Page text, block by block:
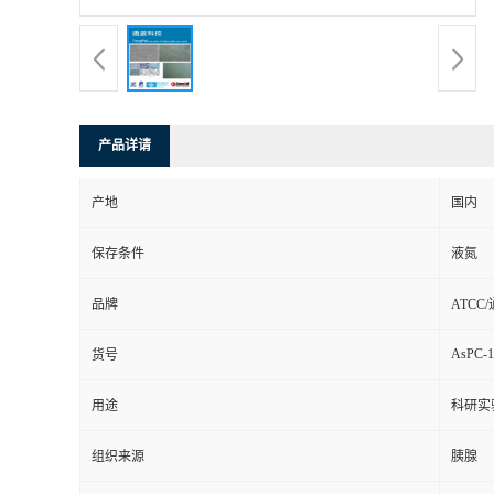
产品详请
产地 国内
保存条件 液氮
品牌 ATCC/
货号 AsPC-1
用途 科研实
组织来源 胰腺